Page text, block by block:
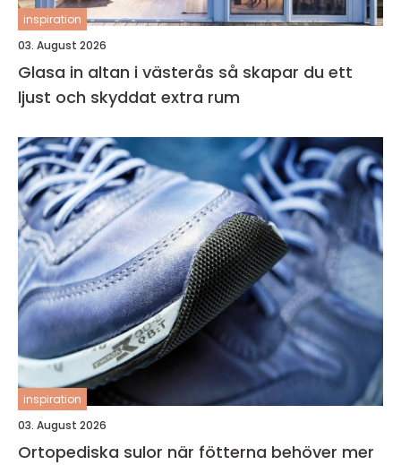
inspiration
03. August 2026
Glasa in altan i västerås så skapar du ett
ljust och skyddat extra rum
inspiration
03. August 2026
Ortopediska sulor när fötterna behöver mer